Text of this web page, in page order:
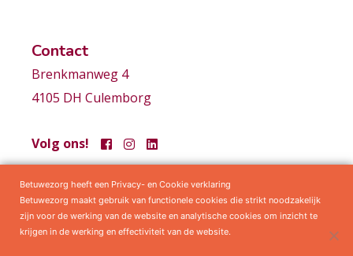
Contact
Brenkmanweg 4
4105 DH Culemborg
Volg ons!
Samenwerkingen Privacy statement Algemene voorwaarden
Betuwezorg heeft een Privacy- en Cookie verklaring
Betuwezorg maakt gebruik van functionele cookies die strikt noodzakelijk
zijn voor de werking van de website en analytische cookies om inzicht te
krijgen in de werking en effectiviteit van de website.